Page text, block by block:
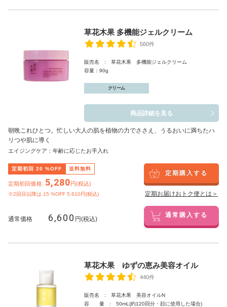
草花木果 多機能ジェルクリーム
560件
販売名 : 草花木果 多機能ジェルクリーム
容量：90g
クリーム
商品詳細を見る
朝晩これひとつ。忙しい大人の肌を植物の力でささえ、うるおいに満ちたハ
リつや肌に導く
エイジングケア：年齢に応じたお手入れ
定期初回 20 %OFF 送料無料
定期初回価格: 5,280円(税込)
※2回目以降は 15 %OFF 5,610円(税込)
定期購入する
定期お届けおトク便とは＞
通常価格 6,600 円(税込) 通常購入する
草花木果 ゆずの恵み美容オイル
440件
販売名 : 草花木果 美容オイルN
容 量 : 50mL(約120回分・顔に使用した場合)